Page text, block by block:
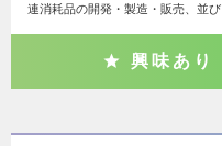
連消耗品の開発・製造・販売、並
興味あり